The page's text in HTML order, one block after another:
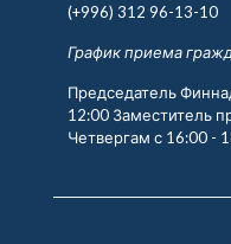
(+996) 312 96-13-10
График приема
Председатель
12:00 Заместитель
Четвергам с 16:00 -